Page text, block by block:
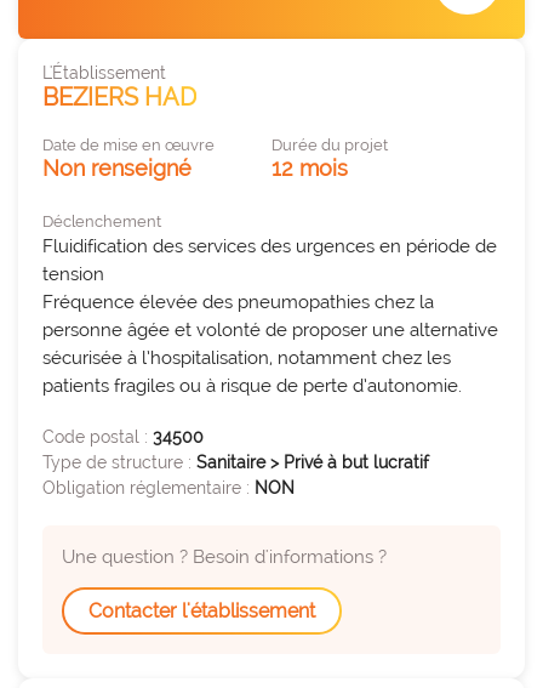
PARCOURS ET PRISES EN CHARGE SANITAIRES
Biologie médicale
expertise_biologie_medicale
Cooperation Territoriale et GHT
expertise_coop_territoriales_ght
Expérience Patient
expertise_usagers_aidants_exp_patient
Gouvernance et Stratégie d’établissement
expertise_gouv_et_strat_etablissement
HAD
expertise_had
Hôpitaux de Proximité
expertise_soins_proximite
expertise_plateaux_medi_tech
Organisation du parcours hospitalier
expertise_orga_sejour_hospitalier
Parcours Chirurgicaux
expertise_parcours_chirurgicaux
Parcours de médecine
expertise_parcours_medicaux
Périnatalité
expertise_perinatalite
offre_plateformedata300 Plateforme d’outils
identifier et activer vos leviers de performance.
observatoire_ia Observatoire IA
recense des solutions IA innovantes et concrètes
pour les structures sanitaires et médico-sociales.
expertise_coop_territoriales_ght Plateforme SPASER
La plateforme recense les SPASER déposés par les
établissements pour développer une politique
d'achats durables, pérenne et à impact.
L'Établissement
BEZIERS HAD
Date de mise en œuvre
Non renseigné
Durée du projet
12 mois
Déclenchement
Fluidification des services des urgences en période de
tension
Fréquence élevée des pneumopathies chez la
personne âgée et volonté de proposer une alternative
sécurisée à l’hospitalisation, notamment chez les
patients fragiles ou à risque de perte d’autonomie.
Code postal : 34500
Type de structure : Sanitaire > Privé à but lucratif
Obligation réglementaire : NON
Une question ? Besoin d'informations ?
Contacter l'établissement